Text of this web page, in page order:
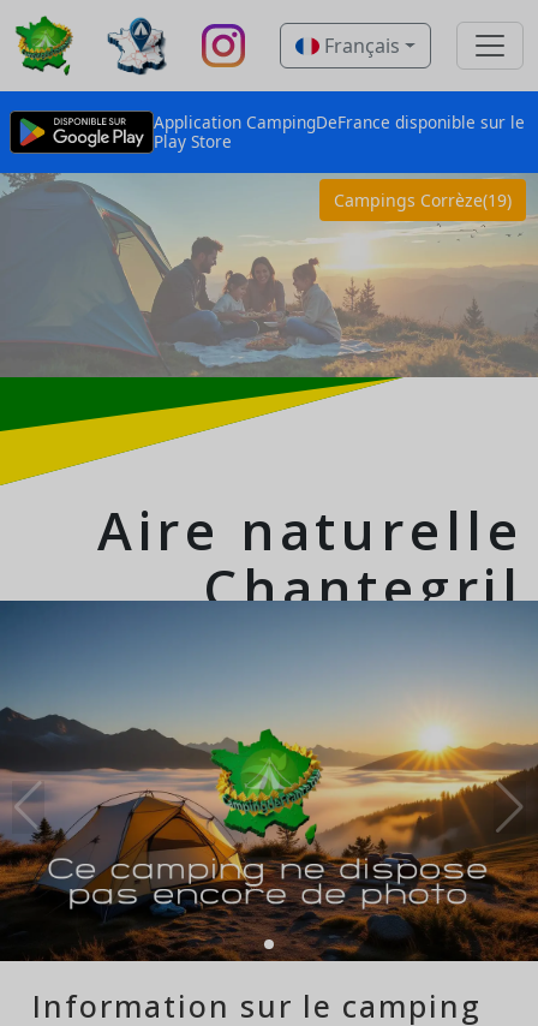
Français
Application CampingDeFrance disponible sur le
Play Store
Campings Corrèze(19)
Aire naturelle
Chantegril
Information sur le camping